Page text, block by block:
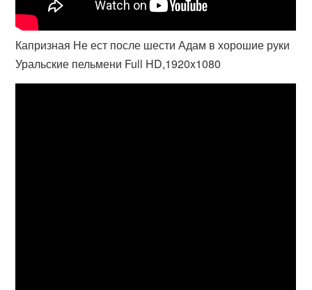
Капризная Не ест после шести Адам в хорошие руки
Уральские пельмени Full HD,1920x1080